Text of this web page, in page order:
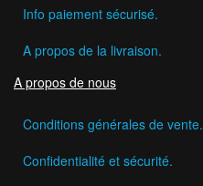
Info paiement sécurisé.
A propos de la livraison.
A propos de nous
Conditions générales de vente.
Confidentialité et sécurité.